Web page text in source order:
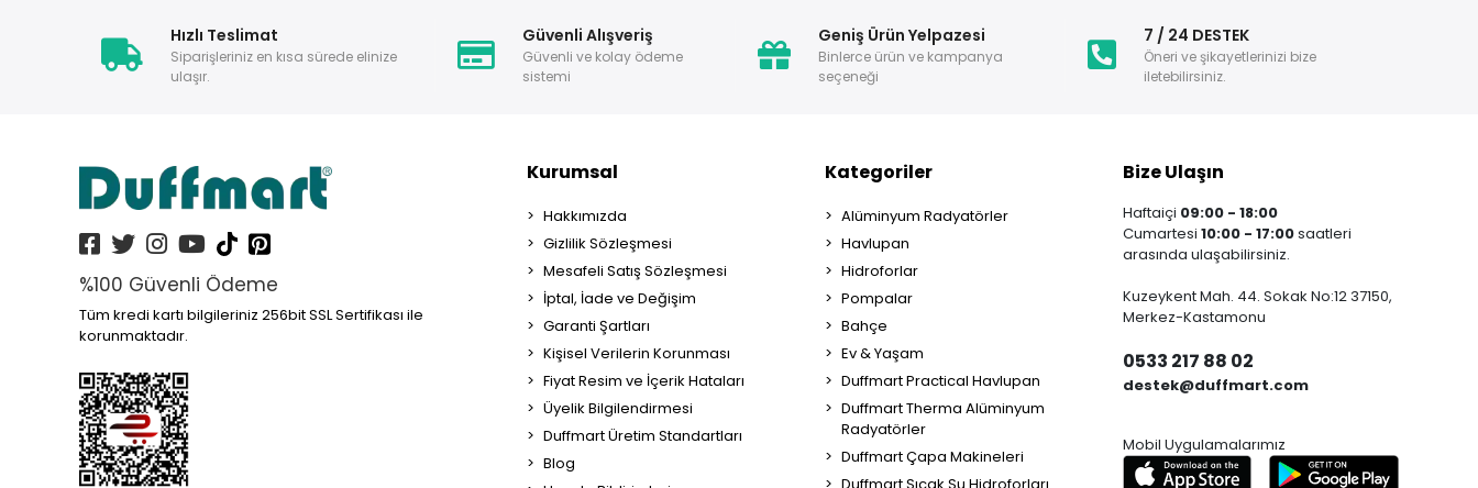
Hızlı Teslimat
Siparişleriniz en kısa sürede elinize
ulaşır.
Güvenli Alışveriş
Güvenli ve kolay ödeme
sistemi
Geniş Ürün Yelpazesi
Binlerce ürün ve kampanya
seçeneği
7 / 24 DESTEK
Öneri ve şikayetlerinizi bize
iletebilirsiniz.
%100 Güvenli Ödeme
Tüm kredi kartı bilgileriniz 256bit SSL Sertifikası ile
korunmaktadır.
Kurumsal
Hakkımızda
Gizlilik Sözleşmesi
Mesafeli Satış Sözleşmesi
İptal, İade ve Değişim
Garanti Şartları
Kişisel Verilerin Korunması
Fiyat Resim ve İçerik Hataları
Üyelik Bilgilendirmesi
Duffmart Üretim Standartları
Blog
Kategoriler
Alüminyum Radyatörler
Havlupan
Hidroforlar
Pompalar
Bahçe
Ev & Yaşam
Duffmart Practical Havlupan
Duffmart Therma Alüminyum
Radyatörler
Duffmart Çapa Makineleri
Bize Ulaşın
Haftaiçi 09:00 - 18:00
Cumartesi 10:00 - 17:00saatleri
arasında ulaşabilirsiniz.
Kuzeykent Mah. 44. Sokak No:12 37150,
Merkez-Kastamonu
0533 217 88 02
destek@duffmart.com
Mobil Uygulamalarımız